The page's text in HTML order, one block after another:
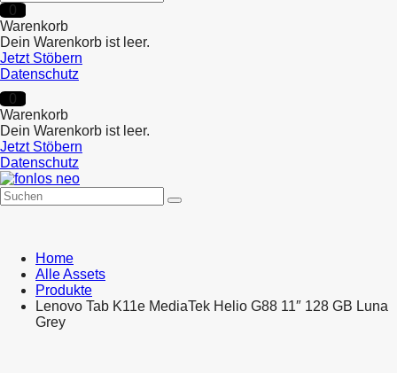
0
Warenkorb
Dein Warenkorb ist leer.
Jetzt Stöbern
Datenschutz
0
Warenkorb
Dein Warenkorb ist leer.
Jetzt Stöbern
Datenschutz
Home
Alle Assets
Produkte
Lenovo Tab K11e MediaTek Helio G88 11″ 128 GB Luna
Grey